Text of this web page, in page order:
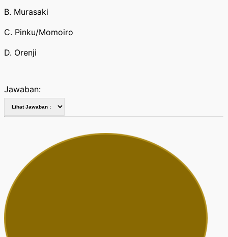
B. Murasaki
C. Pinku/Momoiro
D. Orenji
Jawaban: